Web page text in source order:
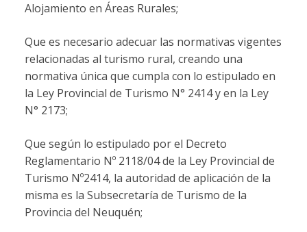
Alojamiento en Áreas Rurales;
Que es necesario adecuar las normativas vigentes
relacionadas al turismo rural, creando una
normativa única que cumpla con lo estipulado en
la Ley Provincial de Turismo N° 2414 y en la Ley
N° 2173;
Que según lo estipulado por el Decreto
Reglamentario Nº 2118/04 de la Ley Provincial de
Turismo Nº2414, la autoridad de aplicación de la
misma es la Subsecretaría de Turismo de la
Provincia del Neuquén;